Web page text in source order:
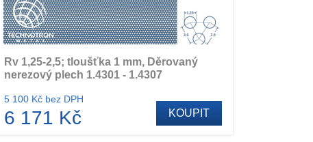
Rv 1,25-2,5; tloušťka 1 mm, Děrovaný
nerezový plech 1.4301 - 1.4307
5 100 Kč bez DPH
6 171 Kč KOUPIT